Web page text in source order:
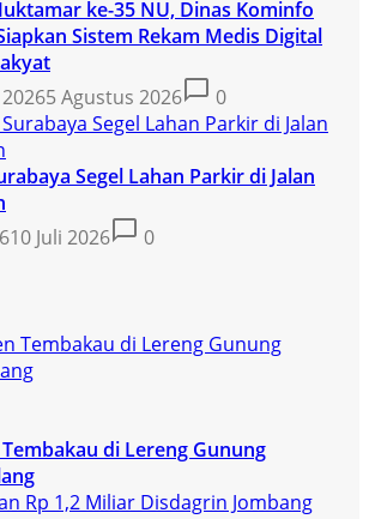
ke-35 NU, Dinas Kominfo
Sistem Rekam Medis Digital
5 Agustus 2026 0
Segel Lahan Parkir di Jalan
10 Juli 2026 0
di Lereng Gunung